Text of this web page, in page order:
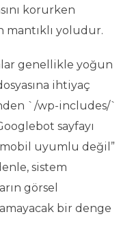
korurken
mantıklı yoludur.
genellikle yoğun
ihtiyaç
`/wp-includes/`
sayfayı
uyumlu değil”
sistem
görsel
bir denge